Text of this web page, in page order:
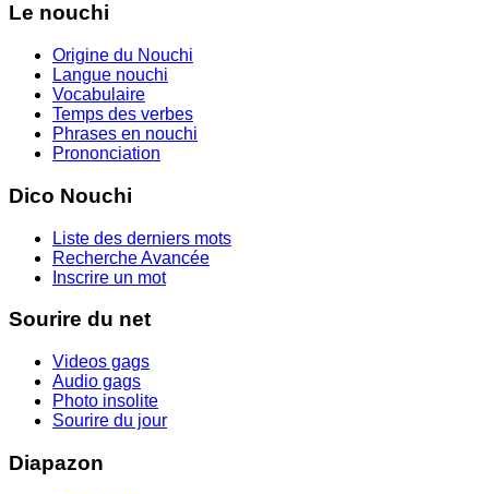
Le nouchi
Origine du Nouchi
Langue nouchi
Vocabulaire
Temps des verbes
Phrases en nouchi
Prononciation
Dico Nouchi
Liste des derniers mots
Recherche Avancée
Inscrire un mot
Sourire du net
Videos gags
Audio gags
Photo insolite
Sourire du jour
Diapazon